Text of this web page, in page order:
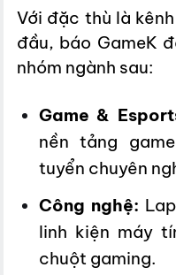
Với đặc thù là
đầu, báo GameK
nhóm ngành sau:
Game &
nền tảng
tuyển chuyên
Công nghệ:
linh kiện máy
chuột gaming.